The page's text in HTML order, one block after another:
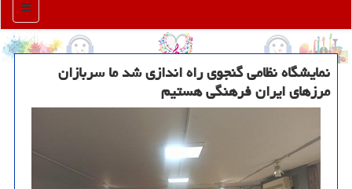
منو
نمایشگاه نظامی گنجوی راه اندازی شد ما سربازان
مرزهای ایران فرهنگی هستیم